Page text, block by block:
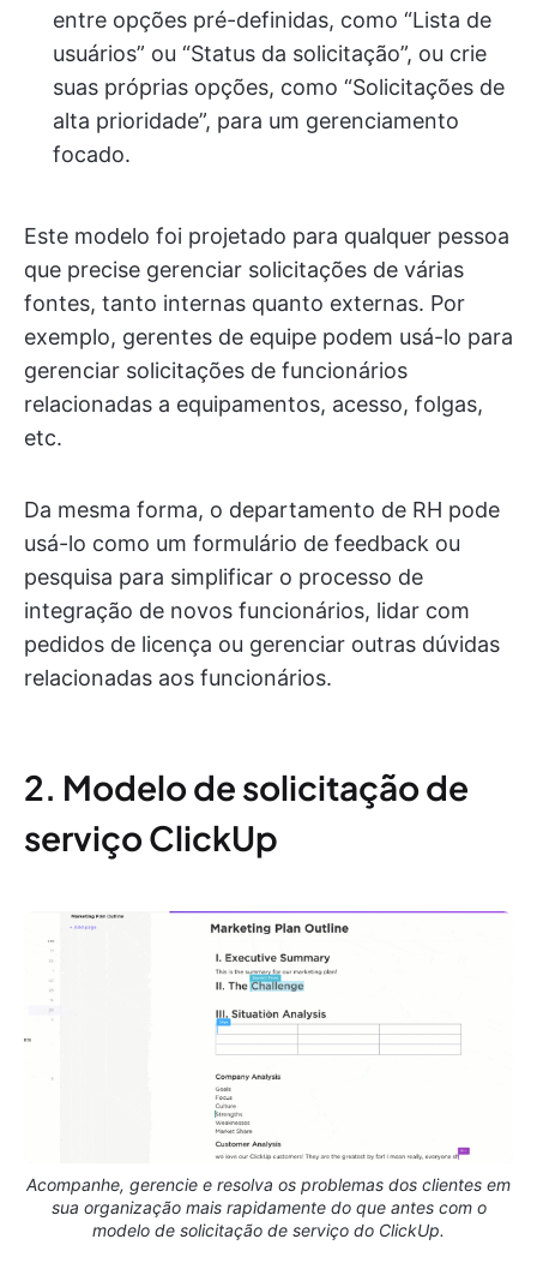
entre opções pré-definidas, como “Lista de
usuários” ou “Status da solicitação”, ou crie
suas próprias opções, como “Solicitações de
alta prioridade”, para um gerenciamento
focado.
Este modelo foi projetado para qualquer pessoa
que precise gerenciar solicitações de várias
fontes, tanto internas quanto externas. Por
exemplo, gerentes de equipe podem usá-lo para
gerenciar solicitações de funcionários
relacionadas a equipamentos, acesso, folgas,
etc.
Da mesma forma, o departamento de RH pode
usá-lo como um formulário de feedback ou
pesquisa para simplificar o processo de
integração de novos funcionários, lidar com
pedidos de licença ou gerenciar outras dúvidas
relacionadas aos funcionários.
2. Modelo de solicitação de
serviço ClickUp
Acompanhe, gerencie e resolva os problemas dos clientes em
sua organização mais rapidamente do que antes com o
modelo de solicitação de serviço do ClickUp.